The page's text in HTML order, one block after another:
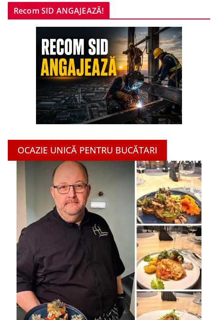
Recom SID ANGAJEAZĂ!
OCAZIE UNICĂ PENTRU BUCĂTARI